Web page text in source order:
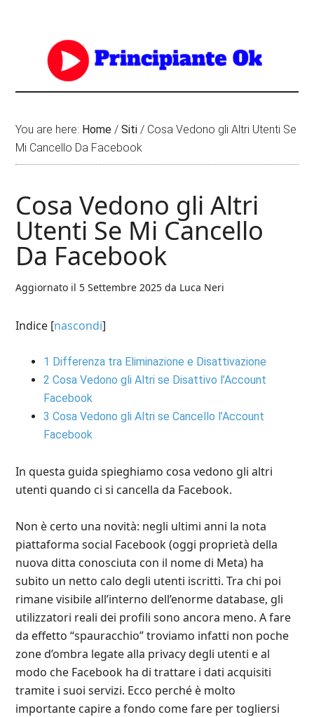
You are here: Home / Siti / Cosa Vedono gli Altri Utenti Se
Mi Cancello Da Facebook
Cosa Vedono gli Altri
Utenti Se Mi Cancello
Da Facebook
Aggiornato il 5 Settembre 2025 da Luca Neri
Indice [nascondi]
1 Differenza tra Eliminazione e Disattivazione
2 Cosa Vedono gli Altri se Disattivo l’Account
Facebook
3 Cosa Vedono gli Altri se Cancello l’Account
Facebook
In questa guida spieghiamo cosa vedono gli altri
utenti quando ci si cancella da Facebook.
Non è certo una novità: negli ultimi anni la nota
piattaforma social Facebook (oggi proprietà della
nuova ditta conosciuta con il nome di Meta) ha
subito un netto calo degli utenti iscritti. Tra chi poi
rimane visibile all’interno dell’enorme database, gli
utilizzatori reali dei profili sono ancora meno. A fare
da effetto “spauracchio” troviamo infatti non poche
zone d’ombra legate alla privacy degli utenti e al
modo che Facebook ha di trattare i dati acquisiti
tramite i suoi servizi. Ecco perché è molto
importante capire a fondo come fare per togliersi